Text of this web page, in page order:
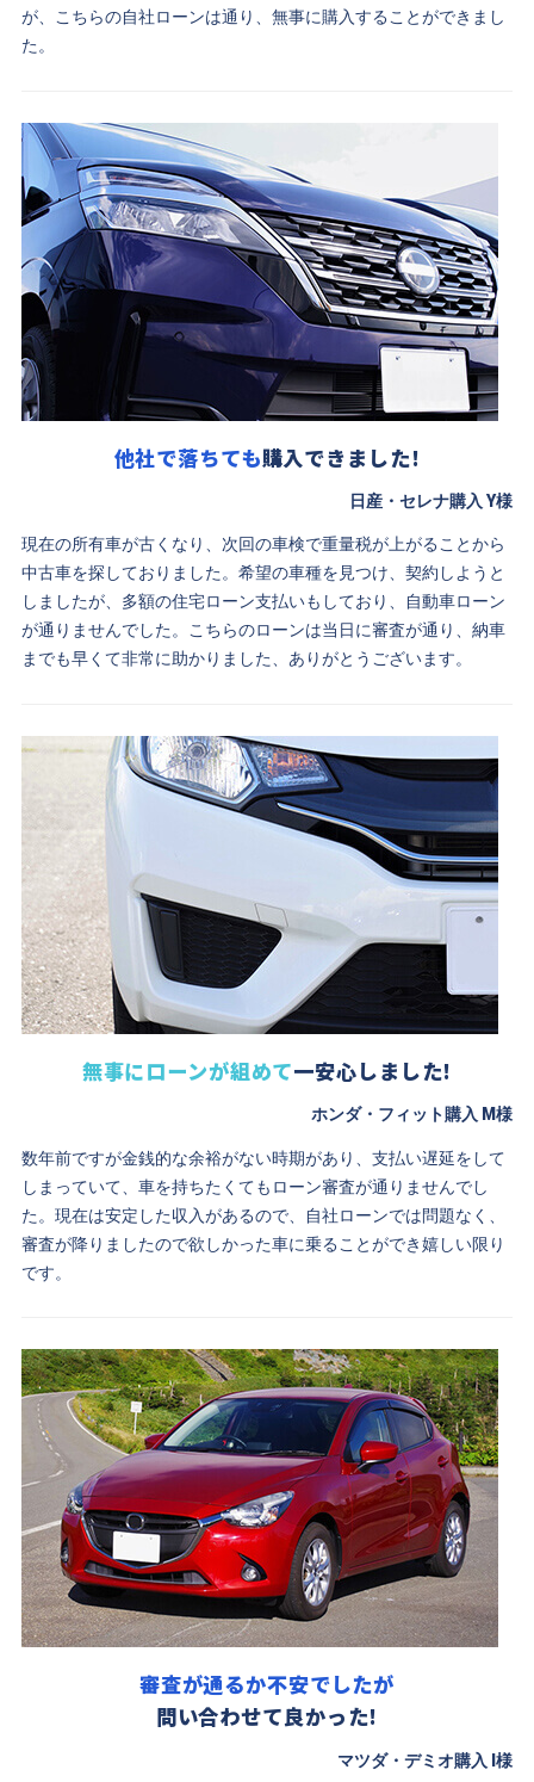
が、こちらの自社ローンは通り、無事に購入することができまし
た。
他社で落ちても購入できました!
日産・セレナ購入 Y様
現在の所有車が古くなり、次回の車検で重量税が上がることから
中古車を探しておりました。希望の車種を見つけ、契約しようと
しましたが、多額の住宅ローン支払いもしており、自動車ローン
が通りませんでした。こちらのローンは当日に審査が通り、納車
までも早くて非常に助かりました、ありがとうございます。
無事にローンが組めて一安心しました!
ホンダ・フィット購入 M様
数年前ですが金銭的な余裕がない時期があり、支払い遅延をして
しまっていて、車を持ちたくてもローン審査が通りませんでし
た。現在は安定した収入があるので、自社ローンでは問題なく、
審査が降りましたので欲しかった車に乗ることができ嬉しい限り
です。
審査が通るか不安でしたが
問い合わせて良かった!
マツダ・デミオ購入 I様